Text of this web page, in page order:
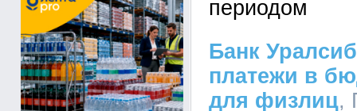
периодом
Банк
платежи в
для физлиц,